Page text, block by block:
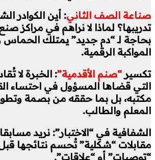
صناعة الصف الثاني: أين الكوادر
تدريبها؟ لماذا لا نراهم في مراكز صنع
بحاجة لـ “دم جديد” يمتلك الحماس
المواكبة الرقمية.
تكسير“صنم الأقدمية”: الخبرة لا
التي قضاها المسؤول في احتساء
مكتبه، بل بما حققه من بصمة
المعلم والطالب.
الشفافية في “الاختبار”: نريد
مقابلات “شكلية” تُحسم نتائجها قبل
“توصيات” أو “علاقات”.